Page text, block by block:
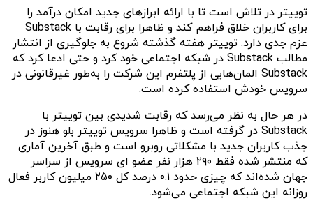
توییتر در تلاش است تا با ارائه ابرازهای جدید امکان درآمد را
برای کاربران خلاق فراهم کند و ظاهرا برای رقابت با Substack
عزم جدی دارد. توییتر هفته گذشته شروع به جلوگیری از انتشار
مطالب Substack در شبکه اجتماعی خود کرد و حتی ادعا کرد که
Substack المان‌هایی از پلتفرم این شرکت را به‌طور غیرقانونی در
سرویس خودش استفاده کرده است.
در هر حال به نظر می‌رسد که رقابت شدیدی بین توییتر با
Substack در گرفته است و ظاهرا سرویس توییتر بلو هنوز در
جذب کاربران جدید با مشکلاتی روبرو است و طبق آخرین آماری
که منتشر شده فقط ۲۹۰ هزار نفر عضو ای سرویس از سراسر
جهان شده‌اند که چیزی حدود ۰.۱ درصد کل ۲۵۰ میلیون کاربر فعال
روزانه این شبکه اجتماعی می‌شود.